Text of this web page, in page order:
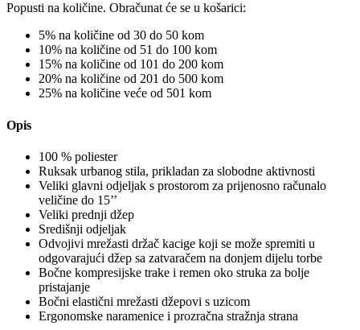
Popusti na količine. Obračunat će se u košarici:
5% na količine od 30 do 50 kom
10% na količine od 51 do 100 kom
15% na količine od 101 do 200 kom
20% na količine od 201 do 500 kom
25% na količine veće od 501 kom
Opis
100 % poliester
Ruksak urbanog stila, prikladan za slobodne aktivnosti
Veliki glavni odjeljak s prostorom za prijenosno računalo
veličine do 15’’
Veliki prednji džep
Središnji odjeljak
Odvojivi mrežasti držač kacige koji se može spremiti u
odgovarajući džep sa zatvaračem na donjem dijelu torbe
Bočne kompresijske trake i remen oko struka za bolje
pristajanje
Bočni elastični mrežasti džepovi s uzicom
Ergonomske naramenice i prozračna stražnja strana